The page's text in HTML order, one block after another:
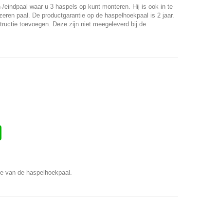
waar u 3 haspels op kunt monteren. Hij is ook in te
paal. De productgarantie op de haspelhoekpaal is 2 jaar.
toevoegen. Deze zijn niet meegeleverd bij de
van de haspelhoekpaal.